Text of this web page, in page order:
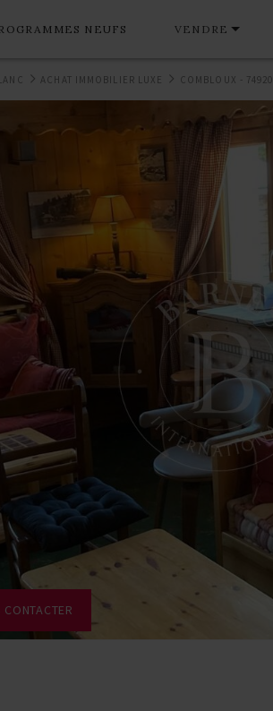
NEUFS VENDRE
ACHAT IMMOBILIER LUXE COMBLOUX - 74920
CONTACTER